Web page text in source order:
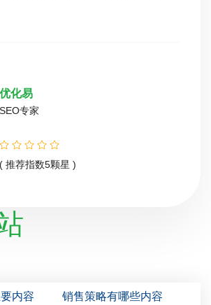
优化易
SEO专家
( 推荐指数5颗星 )
内容 销售策略有哪些内容